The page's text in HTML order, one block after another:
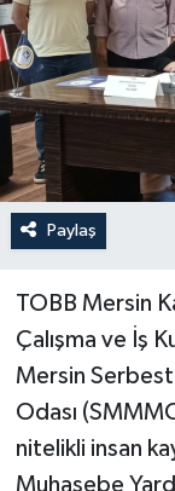
Paylaş
TOBB Mersin
Çalışma ve İş
Mersin
Odası
nitelikli insan
Muhasebe